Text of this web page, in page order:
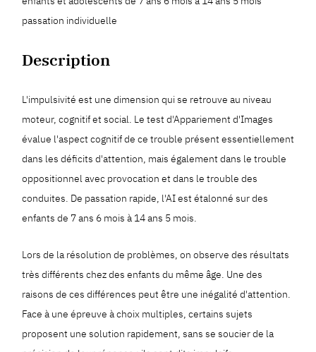
passation individuelle
Description
L'impulsivité est une dimension qui se retrouve au niveau
moteur, cognitif et social. Le test d'Appariement d'Images
évalue l'aspect cognitif de ce trouble présent essentiellement
dans les déficits d'attention, mais également dans le trouble
oppositionnel avec provocation et dans le trouble des
conduites. De passation rapide, l'AI est étalonné sur des
enfants de 7 ans 6 mois à 14 ans 5 mois.
Lors de la résolution de problèmes, on observe des résultats
très différents chez des enfants du même âge. Une des
raisons de ces différences peut être une inégalité d'attention.
Face à une épreuve à choix multiples, certains sujets
proposent une solution rapidement, sans se soucier de la